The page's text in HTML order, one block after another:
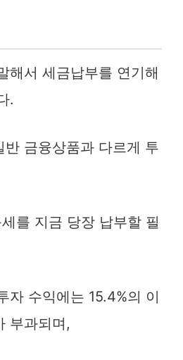
해서 세금납부를 연기해
.
반 금융상품과 다르게 투
를 지금 당장 납부할 필
자 수익에는 15.4%의 이
부과되며,